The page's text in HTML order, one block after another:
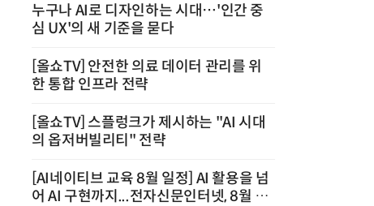
누구나 AI로 디자인하는 시대…'인간 중
심 UX'의 새 기준을 묻다
[올쇼TV] 안전한 의료 데이터 관리를 위
한 통합 인프라 전략
[올쇼TV] 스플렁크가 제시하는 "AI 시대
의 옵저버빌리티" 전략
[AI네이티브 교육 8월 일정] AI 활용을 넘
어 AI 구현까지...전자신문인터넷, 8월 실